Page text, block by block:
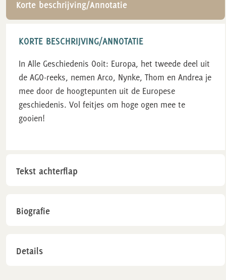
Korte beschrijving/Annotatie
KORTE BESCHRIJVING/ANNOTATIE
In Alle Geschiedenis Ooit: Europa, het tweede deel uit
de AGO-reeks, nemen Arco, Nynke, Thom en Andrea je
mee door de hoogtepunten uit de Europese
geschiedenis. Vol feitjes om hoge ogen mee te
gooien!
Tekst achterflap
Biografie
Details